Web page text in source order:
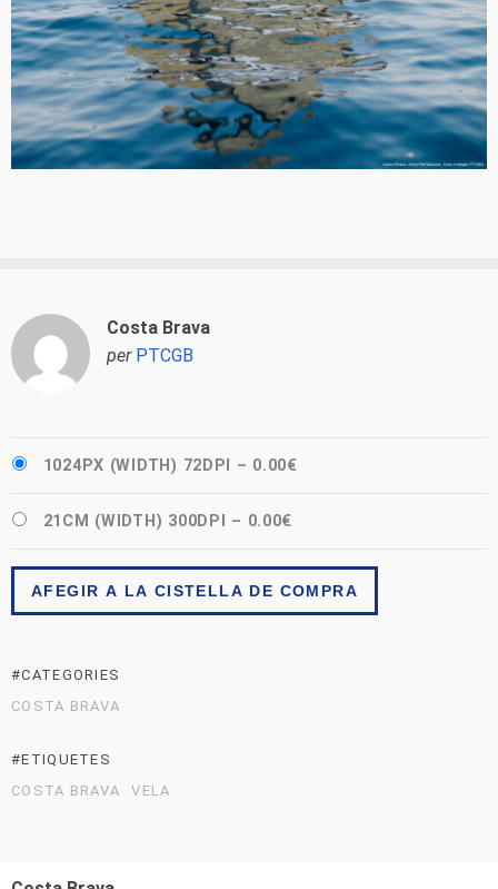
Costa Brava
per PTCGB
1024PX (WIDTH) 72DPI – 0.00€
21CM (WIDTH) 300DPI – 0.00€
AFEGIR A LA CISTELLA DE COMPRA
#CATEGORIES
COSTA BRAVA
#ETIQUETES
COSTA BRAVA
VELA